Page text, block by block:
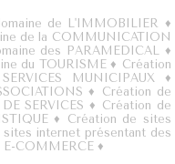
de L'IMMOBILIER ♦
de la COMMUNICATION
des PARAMEDICAL♦
du TOURISME♦ Création
MUNICIPAUX♦
♦ Création de
SERVICES ♦ Création de
♦ Création de sites
sites internet présentant des
E-COMMERCE ♦